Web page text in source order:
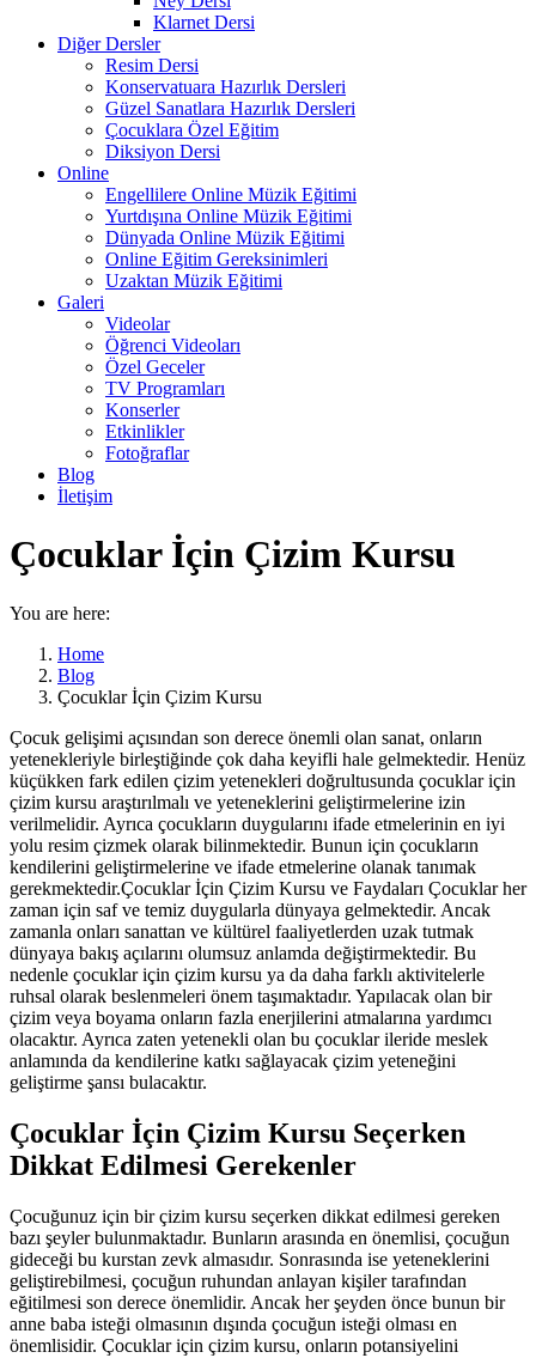
Klarnet Dersi
Diğer Dersler
Resim Dersi
Konservatuara Hazırlık Dersleri
Güzel Sanatlara Hazırlık Dersleri
Çocuklara Özel Eğitim
Diksiyon Dersi
Online
Engellilere Online Müzik Eğitimi
Yurtdışına Online Müzik Eğitimi
Dünyada Online Müzik Eğitimi
Online Eğitim Gereksinimleri
Uzaktan Müzik Eğitimi
Galeri
Videolar
Öğrenci Videoları
Özel Geceler
TV Programları
Konserler
Etkinlikler
Fotoğraflar
Blog
İletişim
Çocuklar İçin Çizim Kursu
You are here:
Home
Blog
Çocuklar İçin Çizim Kursu
Çocuk gelişimi açısından son derece önemli olan sanat, onların
yetenekleriyle birleştiğinde çok daha keyifli hale gelmektedir. Henüz
küçükken fark edilen çizim yetenekleri doğrultusunda çocuklar için
çizim kursu araştırılmalı ve yeteneklerini geliştirmelerine izin
verilmelidir. Ayrıca çocukların duygularını ifade etmelerinin en iyi
yolu resim çizmek olarak bilinmektedir. Bunun için çocukların
kendilerini geliştirmelerine ve ifade etmelerine olanak tanımak
gerekmektedir.Çocuklar İçin Çizim Kursu ve Faydaları Çocuklar her
zaman için saf ve temiz duygularla dünyaya gelmektedir. Ancak
zamanla onları sanattan ve kültürel faaliyetlerden uzak tutmak
dünyaya bakış açılarını olumsuz anlamda değiştirmektedir. Bu
nedenle çocuklar için çizim kursu ya da daha farklı aktivitelerle
ruhsal olarak beslenmeleri önem taşımaktadır. Yapılacak olan bir
çizim veya boyama onların fazla enerjilerini atmalarına yardımcı
olacaktır. Ayrıca zaten yetenekli olan bu çocuklar ileride meslek
anlamında da kendilerine katkı sağlayacak çizim yeteneğini
geliştirme şansı bulacaktır.
Çocuklar İçin Çizim Kursu Seçerken
Dikkat Edilmesi Gerekenler
Çocuğunuz için bir çizim kursu seçerken dikkat edilmesi gereken
bazı şeyler bulunmaktadır. Bunların arasında en önemlisi, çocuğun
gideceği bu kurstan zevk almasıdır. Sonrasında ise yeteneklerini
geliştirebilmesi, çocuğun ruhundan anlayan kişiler tarafından
eğitilmesi son derece önemlidir. Ancak her şeyden önce bunun bir
anne baba isteği olmasının dışında çocuğun isteği olması en
önemlisidir. Çocuklar için çizim kursu, onların potansiyelini